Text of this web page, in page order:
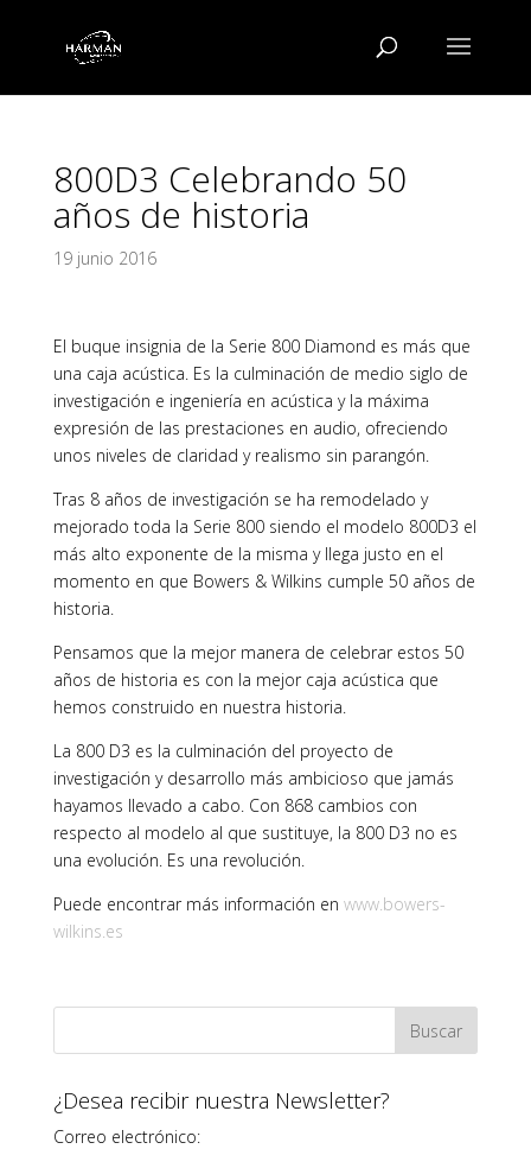
800D3 Celebrando 50
años de historia
19 junio 2016
El buque insignia de la Serie 800 Diamond es más que
una caja acústica. Es la culminación de medio siglo de
investigación e ingeniería en acústica y la máxima
expresión de las prestaciones en audio, ofreciendo
unos niveles de claridad y realismo sin parangón.
Tras 8 años de investigación se ha remodelado y
mejorado toda la Serie 800 siendo el modelo 800D3 el
más alto exponente de la misma y llega justo en el
momento en que Bowers & Wilkins cumple 50 años de
historia.
Pensamos que la mejor manera de celebrar estos 50
años de historia es con la mejor caja acústica que
hemos construido en nuestra historia.
La 800 D3 es la culminación del proyecto de
investigación y desarrollo más ambicioso que jamás
hayamos llevado a cabo. Con 868 cambios con
respecto al modelo al que sustituye, la 800 D3 no es
una evolución. Es una revolución.
Puede encontrar más información en www.bowers-
wilkins.es
¿Desea recibir nuestra Newsletter?
Correo electrónico: